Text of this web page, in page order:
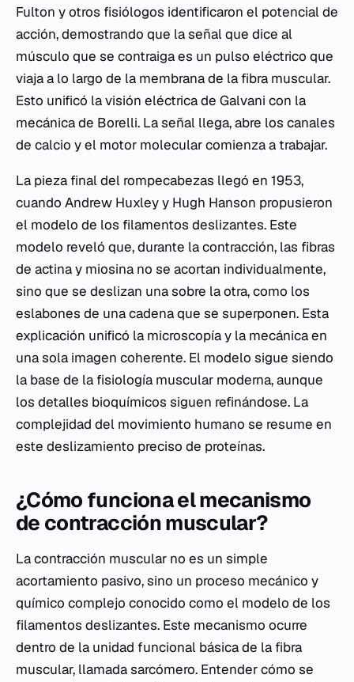
Fulton y otros fisiólogos identificaron el potencial de
acción, demostrando que la señal que dice al
músculo que se contraiga es un pulso eléctrico que
viaja a lo largo de la membrana de la fibra muscular.
Esto unificó la visión eléctrica de Galvani con la
mecánica de Borelli. La señal llega, abre los canales
de calcio y el motor molecular comienza a trabajar.
La pieza final del rompecabezas llegó en 1953,
cuando Andrew Huxley y Hugh Hanson propusieron
el modelo de los filamentos deslizantes. Este
modelo reveló que, durante la contracción, las fibras
de actina y miosina no se acortan individualmente,
sino que se deslizan una sobre la otra, como los
eslabones de una cadena que se superponen. Esta
explicación unificó la microscopía y la mecánica en
una sola imagen coherente. El modelo sigue siendo
la base de la fisiología muscular moderna, aunque
los detalles bioquímicos siguen refinándose. La
complejidad del movimiento humano se resume en
este deslizamiento preciso de proteínas.
¿Cómo funciona el mecanismo
de contracción muscular?
La contracción muscular no es un simple
acortamiento pasivo, sino un proceso mecánico y
químico complejo conocido como el modelo de los
filamentos deslizantes. Este mecanismo ocurre
dentro de la unidad funcional básica de la fibra
muscular, llamada sarcómero. Entender cómo se